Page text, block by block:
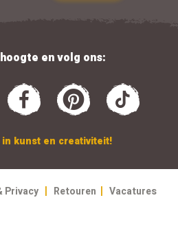
en volg ons:
in kunst en creativiteit!
Privacy | Retouren | Vacatures